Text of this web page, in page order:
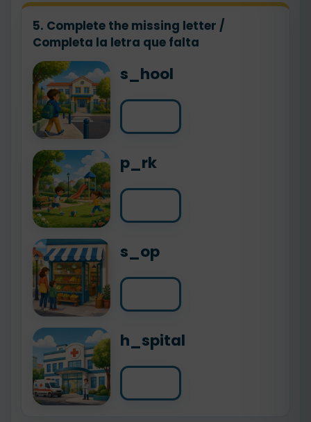
5. Complete the missing letter /
Completa la letra que falta
s_hool
p_rk
s_op
h_spital